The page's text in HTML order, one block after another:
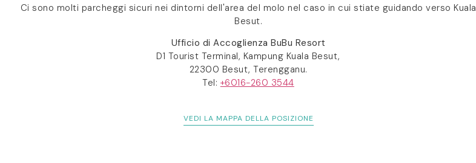
Ci sono molti parcheggi sicuri nei dintorni dell'area del molo nel caso in cui stiate guidando verso Kuala
Besut.
Ufficio di Accoglienza BuBu Resort
D1 Tourist Terminal, Kampung Kuala Besut,
22300 Besut, Terengganu.
Tel: +6016-260 3544
VEDI LA MAPPA DELLA POSIZIONE